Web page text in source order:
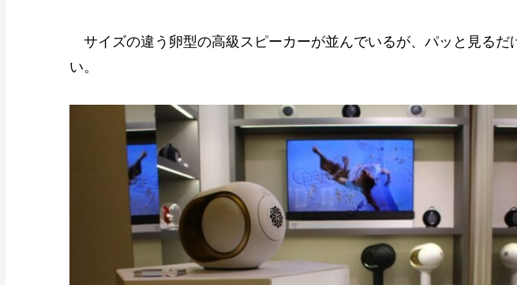
サイズの違う卵型の高級スピーカーが並んでいるが、パッと見るだ
い。